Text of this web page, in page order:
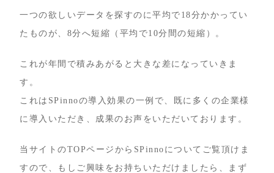
一つの欲しいデータを探すのに平均で18分かかってい
たものが、8分へ短縮（平均で10分間の短縮）。
これが年間で積みあがると大きな差になっていきま
す。
これはSPinnoの導入効果の一例で、既に多くの企業様
に導入いただき、成果のお声をいただいております。
当サイトのTOPページからSPinnoについてご覧頂けま
すので、もしご興味をお持ちいただけましたら、まず